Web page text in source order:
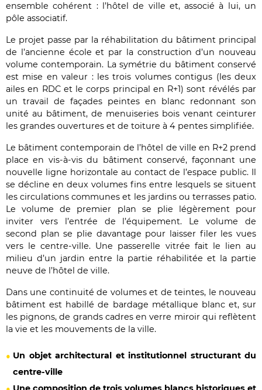
ensemble cohérent : l’hôtel de ville et, associé à lui, un
pôle associatif.
Le projet passe par la réhabilitation du bâtiment principal
de l’ancienne école et par la construction d’un nouveau
volume contemporain. La symétrie du bâtiment conservé
est mise en valeur : les trois volumes contigus (les deux
ailes en RDC et le corps principal en R+1) sont révélés par
un travail de façades peintes en blanc redonnant son
unité au bâtiment, de menuiseries bois venant ceinturer
les grandes ouvertures et de toiture à 4 pentes simplifiée.
Le bâtiment contemporain de l’hôtel de ville en R+2 prend
place en vis-à-vis du bâtiment conservé, façonnant une
nouvelle ligne horizontale au contact de l’espace public. Il
se décline en deux volumes fins entre lesquels se situent
les circulations communes et les jardins ou terrasses patio.
Le volume de premier plan se plie légèrement pour
inviter vers l’entrée de l’équipement. Le volume de
second plan se plie davantage pour laisser filer les vues
vers le centre-ville. Une passerelle vitrée fait le lien au
milieu d’un jardin entre la partie réhabilitée et la partie
neuve de l’hôtel de ville.
Dans une continuité de volumes et de teintes, le nouveau
bâtiment est habillé de bardage métallique blanc et, sur
les pignons, de grands cadres en verre miroir qui reflètent
la vie et les mouvements de la ville.
Un objet architectural et institutionnel structurant du
centre-ville